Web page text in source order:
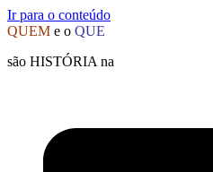
Ir para o conteúdo
QUEM e o QUE
são HISTÓRIA na